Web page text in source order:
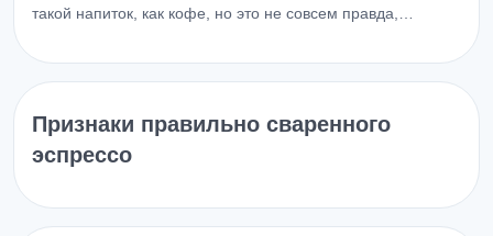
такой напиток, как кофе, но это не совсем правда,…
Признаки правильно сваренного
эспрессо